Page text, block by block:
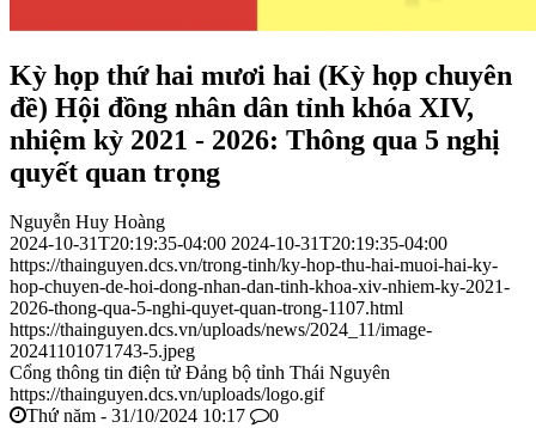
Kỳ họp thứ hai mươi hai (Kỳ họp chuyên
đề) Hội đồng nhân dân tỉnh khóa XIV,
nhiệm kỳ 2021 - 2026: Thông qua 5 nghị
quyết quan trọng
Nguyễn Huy Hoàng
2024-10-31T20:19:35-04:00 2024-10-31T20:19:35-04:00
https://thainguyen.dcs.vn/trong-tinh/ky-hop-thu-hai-muoi-hai-ky-
hop-chuyen-de-hoi-dong-nhan-dan-tinh-khoa-xiv-nhiem-ky-2021-
2026-thong-qua-5-nghi-quyet-quan-trong-1107.html
https://thainguyen.dcs.vn/uploads/news/2024_11/image-
20241101071743-5.jpeg
Cổng thông tin điện tử Đảng bộ tỉnh Thái Nguyên
https://thainguyen.dcs.vn/uploads/logo.gif
Thứ năm - 31/10/2024 10:17
0